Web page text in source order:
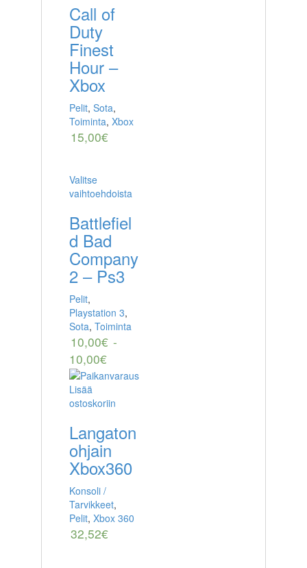
Call of
Duty
Finest
Hour –
Xbox
Pelit, Sota,
Toiminta, Xbox
15,00€
Valitse
vaihtoehdoista
Battlefiel
d Bad
Company
2 – Ps3
Pelit,
Playstation 3,
Sota, Toiminta
10,00€ -
10,00€
Lisää
ostoskoriin
Langaton
ohjain
Xbox360
Konsoli /
Tarvikkeet,
Pelit, Xbox 360
32,52€